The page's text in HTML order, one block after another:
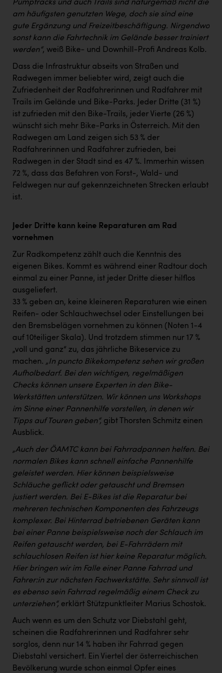
Pumptracks und auch Trails sind naturgemäß nicht die
am häufigsten genutzten Wege, doch sie sind eine
gute Ergänzung und Freizeitbeschäftigung. Nirgendwo
sonst kann die Fahrtechnik im Gelände besser trainiert
werden“, weiß Bike- und Downhill-Profi Andreas Kolb.
Dass die Infrastruktur abseits von Straßen und
Radwegen immer beliebter wird, zeigt auch die
Zufriedenheit der Radfahrerinnen und Radfahrer mit
Trails im Gelände und Bike-Parks. Jeder Dritte (31 %)
ist zufrieden mit den Bike-Trails, jeder Vierte (26 %)
wünscht sich mehr Bike-Parks in Österreich. Mit den
Radwegen am Land zeigen sich 53 % der
Radfahrerinnen und Radfahrer zufrieden, bei
Radwegen in der Stadt sind es 47 %. Immerhin wissen
72 %, dass das Befahren von Forst-, Wald- und
Feldwegen nur auf gekennzeichneten Strecken erlaubt
ist.
Jeder Dritte kann keine Reparaturen am Rad
vornehmen
Zur Radkompetenz zählt auch die Kenntnis des
eigenen Bikes. Kommt es während einer Radtour doch
einmal zu einer Panne, ist jeder Dritte dieser hilflos
ausgeliefert.
33 % geben an, keine kleineren Reparaturen wie einen
Reifen- oder Schlauchwechsel oder Einstellungen bei
den Bremsbelägen vornehmen zu können (Noten 1-4
auf 10teiliger Skala). Und trotzdem stimmen nur 17 %
„voll und ganz“ zu, das jährliche Bikeservice zu
machen. „In puncto Bikekompetenz sehen wir großen
Aufholbedarf. Bei den wichtigen, regelmäßigen
Checks können unsere Experten in den Bike-
Werkstätten unterstützen. Wir können uns Workshops
im Sinne einer Pannenhilfe vorstellen, in denen wir
Tipps auf Touren geben“, gibt Thorsten Schmitz einen
Ausblick.
„Auch der ÖAMTC kann bei Fahrradpannen helfen. Bei
normalen Bikes kann schnell einfache Pannenhilfe
geleistet werden. Hier können beispielsweise
Schläuche geflickt oder getauscht und Bremsen
justiert werden. Bei E-Bikes ist die Reparatur bei
mehreren technischen Komponenten des Fahrzeugs
komplexer. Bei Hinterrad betriebenen Geräten kann
bei einer Panne beispielsweise noch der Schlauch im
Reifen getauscht werden, bei E-Fahrrädern mit
schlauchlosen Reifen ist hier keine Reparatur möglich.
Hier bringen wir im Falle einer Panne Fahrrad und
Fahrer:in zur nächsten Fachwerkstätte. Sehr sinnvoll ist
es ebenso sein Fahrrad regelmäßig einem Check zu
unterziehen“, erklärt Stützpunktleiter Marius Schostok.
Auch wenn es um den Schutz vor Diebstahl geht,
scheinen die Radfahrerinnen und Radfahrer sehr
sorglos, denn nur 14 % haben ihr Fahrrad gegen
Diebstahl versichert. Ein Viertel der österreichischen
Bevölkerung wurde schon einmal Opfer eines